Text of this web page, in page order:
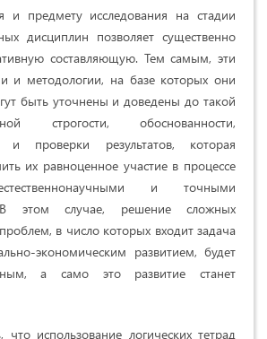
и предмету исследования на стадии
дисциплин позволяет существенно
составляющую. Тем самым, эти
и методологии, на базе которых они
быть уточнены и доведены до такой
строгости, обоснованности,
и проверки результатов, которая
их равноценное участие в процессе
и точными
В этом случае, решение сложных
в число которых входит задача
экономическим развитием, будет
а само это развитие станет
что использование логических тетрад